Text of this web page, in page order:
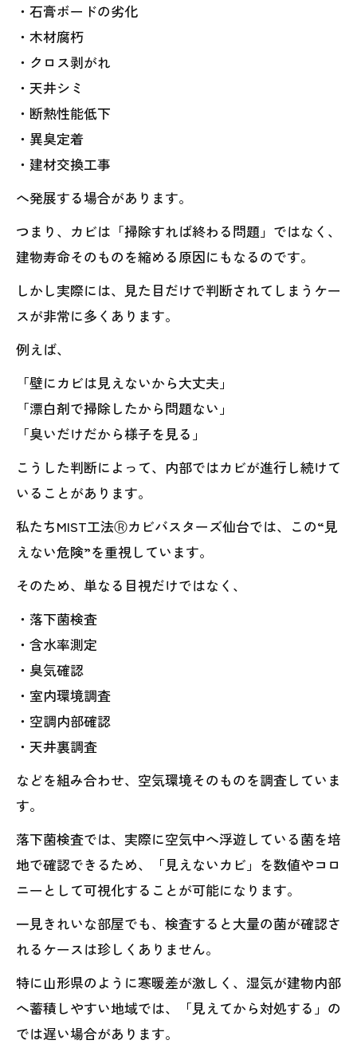
・石膏ボードの劣化
・木材腐朽
・クロス剥がれ
・天井シミ
・断熱性能低下
・異臭定着
・建材交換工事
へ発展する場合があります。
つまり、カビは「掃除すれば終わる問題」ではなく、
建物寿命そのものを縮める原因にもなるのです。
しかし実際には、見た目だけで判断されてしまうケー
スが非常に多くあります。
例えば、
「壁にカビは見えないから大丈夫」
「漂白剤で掃除したから問題ない」
「臭いだけだから様子を見る」
こうした判断によって、内部ではカビが進行し続けて
いることがあります。
私たちMIST工法Ⓡカビバスターズ仙台では、この“見
えない危険”を重視しています。
そのため、単なる目視だけではなく、
・落下菌検査
・含水率測定
・臭気確認
・室内環境調査
・空調内部確認
・天井裏調査
などを組み合わせ、空気環境そのものを調査していま
す。
落下菌検査では、実際に空気中へ浮遊している菌を培
地で確認できるため、「見えないカビ」を数値やコロ
ニーとして可視化することが可能になります。
一見きれいな部屋でも、検査すると大量の菌が確認さ
れるケースは珍しくありません。
特に山形県のように寒暖差が激しく、湿気が建物内部
へ蓄積しやすい地域では、「見えてから対処する」の
では遅い場合があります。